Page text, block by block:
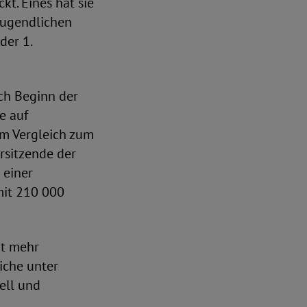
1.
Beginn der
auf
Vergleich zum
der
einer
210 000
mehr
unter
und